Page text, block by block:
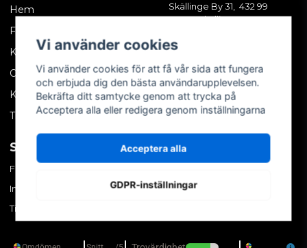
Hem
Företagskund
Kontakta oss
Om oss
Köpvillkor
Tips & trix
Skällinge By 31, 432 99
Skällinge
SOCIALA MEDIER
Facebook
Instagram
TikTok
MITT KONTO
Skapa konto
Vi använder cookies
Vi använder cookies för att få vår sida att fungera
och erbjuda dig den bästa användarupplevelsen.
Bekräfta ditt samtycke genom att trycka på
Acceptera alla eller redigera genom inställningarna
Acceptera alla
GDPR-inställningar